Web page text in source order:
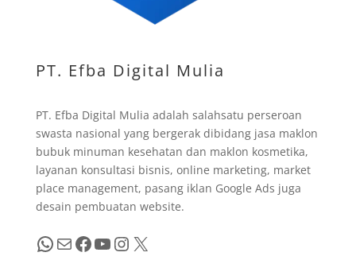
PT. Efba Digital Mulia
PT. Efba Digital Mulia adalah salahsatu perseroan
swasta nasional yang bergerak dibidang jasa maklon
bubuk minuman kesehatan dan maklon kosmetika,
layanan konsultasi bisnis, online marketing, market
place management, pasang iklan Google Ads juga
desain pembuatan website.
WhatsApp Mail Facebook YouTube InstagramX